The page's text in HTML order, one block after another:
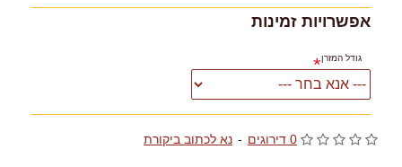
0 דירוגים - נא לכתוב ביקורת
אפשרויות זמינות
גודל המזרן